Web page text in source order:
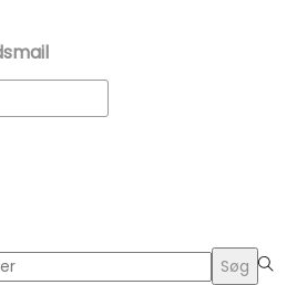
Søg